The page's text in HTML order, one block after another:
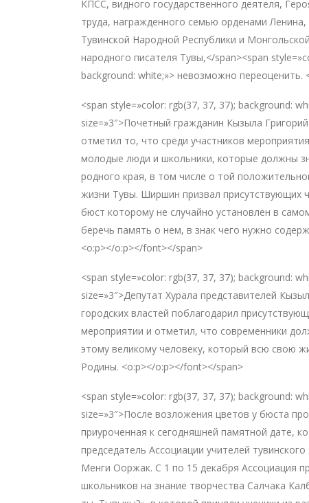
КПСС, видного государственного деятеля,
труда, награжденного семью орденами
Тувинской Народной Республики и
народного писателя Тувы,</span><span
background: white;»> невозможно переоценить.
<span style=»color: rgb(37, 37, 37); background:
size=»3″>Почетный гражданин Кызыла
отметил то, что среди участников
молодые люди и школьники, которые должны
родного края, в том числе о той
жизни Тувы. Ширшин призвал присутствующих
бюст которому не случайно установлен в
беречь память о нем, в знак чего нужно
<o:p></o:p></font></span>
<span style=»color: rgb(37, 37, 37); background:
size=»3″>Депутат Хурала представителей
городских властей поблагодарил
мероприятии и отметил, что современники
этому великому человеку, который всю свою
Родины. <o:p></o:p></font></span>
<span style=»color: rgb(37, 37, 37); background:
size=»3″>После возложения цветов у бюста
приуроченная к сегодняшней памятной дате,
председатель Ассоциации учителей
Менги Ооржак. С 1 по 15 декабря Ассоциация
школьников на знание творчества Салчака